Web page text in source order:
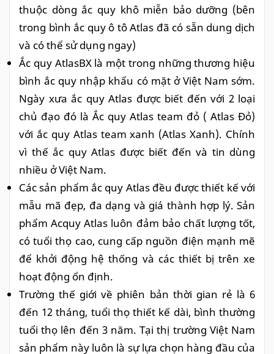
thuộc dòng ắc quy khô miễn bảo dưỡng (bên
trong bình ắc quy ô tô Atlas đã có sẵn dung dịch
và có thể sử dụng ngay)
Ắc quy AtlasBX là một trong những thương hiệu
bình ắc quy nhập khẩu có mặt ở Việt Nam sớm.
Ngày xưa ắc quy Atlas được biết đến với 2 loại
chủ đạo đó là Ắc quy Atlas team đỏ ( Atlas Đỏ)
với ắc quy Atlas team xanh (Atlas Xanh). Chính
vì thế ắc quy Atlas được biết đến và tin dùng
nhiều ở Việt Nam.
Các sản phẩm ắc quy Atlas đều được thiết kế với
mẫu mã đẹp, đa dạng và giá thành hợp lý. Sản
phẩm Acquy Atlas luôn đảm bảo chất lượng tốt,
có tuổi thọ cao, cung cấp nguồn điện mạnh mẽ
để khởi động hệ thống và các thiết bị trên xe
hoạt động ổn định.
Trường thế giới về phiên bản thời gian rẻ là 6
đến 12 tháng, tuổi thọ thiết kế dài, bình thường
tuổi thọ lên đến 3 năm.Tại thị trường Việt Nam
sản phẩm này luôn là sự lựa chọn hàng đầu của